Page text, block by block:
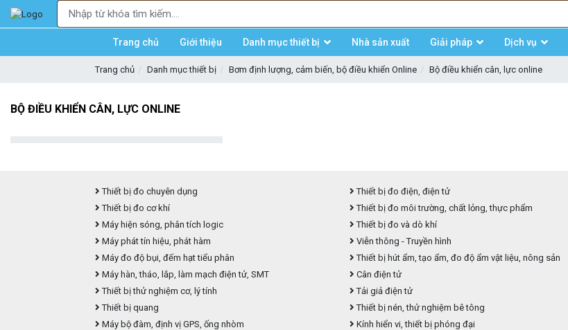
Trang chủ Giới thiệu Danh mục thiết bị Nhà sản xuất Giải pháp Dịch vụ
Trang chủ Danh mục thiết bị Bơm định lượng, cảm biến, bộ điều khiển Online Bộ điều khiển cân, lực online
BỘ ĐIỀU KHIỂN CÂN, LỰC ONLINE
Thiết bị đo chuyên dụng Thiết bị đo điện, điện tử
Thiết bị đo cơ khí
Thiết bị đo môi trường, chất lỏng, thực phẩm
Máy hiện sóng, phân tích logic
Thiết bị đo và dò khí
Máy phát tín hiệu, phát hàm
Viễn thông - Truyền hình
Máy đo độ bụi, đếm hạt tiểu phân
Thiết bị hút ẩm, tạo ẩm, đo độ ẩm vật liệu, nông sản
Máy hàn, tháo, lắp, làm mạch điện tử, SMT
Cân điện tử
Thiết bị thử nghiệm cơ, lý tính
Tải giả điện tử
Thiết bị quang
Thiết bị nén, thử nghiệm bê tông
Máy bộ đàm, định vị GPS, ống nhòm
Kính hiển vi, thiết bị phóng đại